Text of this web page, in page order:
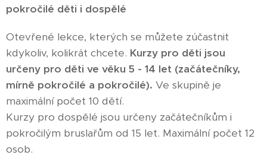
pokročilé děti i dospělé
Otevřené lekce, kterých se můžete zúčastnit
kdykoliv, kolikrát chcete. Kurzy pro děti jsou
určeny pro děti ve věku 5 - 14 let (začátečníky,
mírně pokročilé a pokročilé). Ve skupině je
maximální počet 10 dětí.
Kurzy pro dospělé jsou určeny začátečníkům i
pokročilým bruslařům od 15 let. Maximální počet 12
osob.